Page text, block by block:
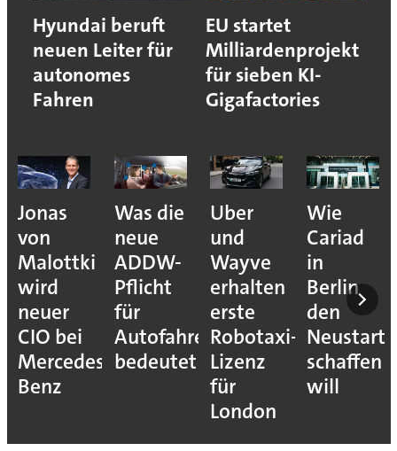
Hyundai beruft
neuen Leiter für
autonomes
Fahren
EU startet
Milliardenprojekt
für sieben KI-
Gigafactories
Jonas
von
Malottki
wird
neuer
CIO bei
Mercedes-
Benz
Was die
neue
ADDW-
Pflicht
für
Autofahrer
bedeutet
Uber
und
Wayve
erhalten
erste
Robotaxi-
Lizenz
für
London
Wie
Cariad
in
Berlin
den
Neustart
schaffen
will